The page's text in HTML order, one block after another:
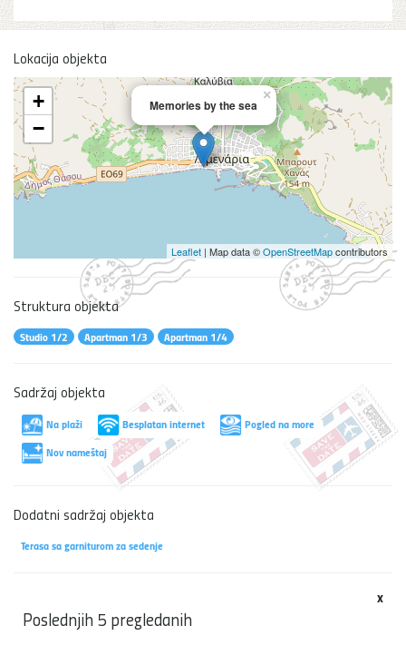
Lokacija objekta
Memories by the sea
×
+
−
Leaflet | Map data ©OpenStreetMapcontributors
Struktura objekta
Studio 1/2 Apartman 1/3 Apartman 1/4
Sadržaj objekta
Na plaži Besplatan internet
Pogled na more
Nov nameštaj
Dodatni sadržaj objekta
Terasa sa garniturom za sedenje
x
Poslednjih 5 pregledanih